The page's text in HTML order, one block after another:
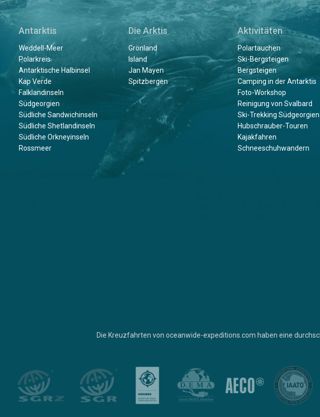
Antarktis
Weddell-Meer
Polarkreis
Antarktische Halbinsel
Kap Verde
Falklandinseln
Südgeorgien
Südliche Sandwichinseln
Südliche Shetlandinseln
Südliche Orkneyinseln
Rossmeer
Die Arktis
Grönland
Island
Jan Mayen
Spitzbergen
Aktivitäten
Polartauchen
Ski-Bergsteigen
Bergsteigen
Camping in der Antarktis
Foto-Workshop
Reinigung von Svalbard
Ski-Trekking Südgeorgien
Hubschrauber-Touren
Kajakfahren
Schneeschuhwandern
Die Kreuzfahrten von oceanwide-expeditions.com haben eine